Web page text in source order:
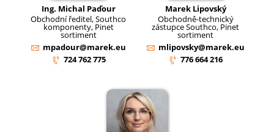
Ing. Michal Paďour
Obchodní ředitel, Southco
komponenty, Pinet
sortiment
mpadour@marek.eu
724 762 775
Marek Lipovský
Obchodně-technický
zástupce Southco, Pinet
sortiment
mlipovsky@marek.eu
776 664 216